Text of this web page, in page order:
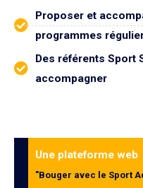
Proposer et
programmes
Des référents Sport
accompagner
Une plateforme web
"Bouger avec le Sport